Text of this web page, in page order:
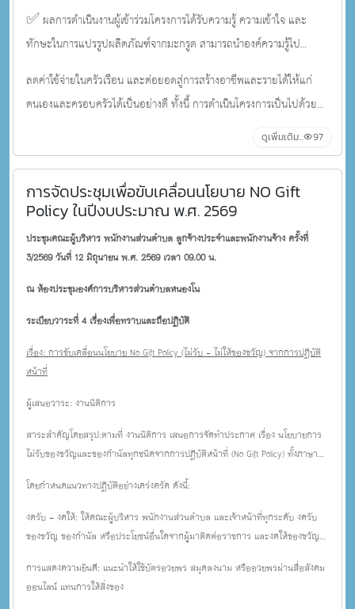
✅ ผลการดำเนินงานผู้เข้าร่วมโครงการได้รับความรู้ ความเข้าใจ และ
ทักษะในการแปรรูปผลิตภัณฑ์จากมะกรูด สามารถนำองค์ความรู้ไป
ประยุกต์ใช้ในชีวิตประจำวัน
ลดค่าใช้จ่ายในครัวเรือน และต่อยอดสู่การสร้างอาชีพและรายได้ให้แก่
ตนเองและครอบครัวได้เป็นอย่างดี ทั้งนี้ การดำเนินโครงการเป็นไปด้วย
ความเรียบร้อยและบรรลุตามวัตถุประสงค์ที่กำหนดไว้ทุกประการ
ดูเพิ่มเติม... 97
การจัดประชุมเพื่อขับเคลื่อนนโยบาย NO Gift
Policy ในปีงบประมาณ พ.ศ. 2569
ประชุมคณะผู้บริหาร พนักงานส่วนตำบล ลูกจ้างประจำและพนักงานจ้าง ครั้งที่
3/2569 วันที่ 12 มิถุนายน พ.ศ. 2569 เวลา 09.00 น.
ณ ห้องประชุมองค์การบริหารส่วนตำบลหนองโน
ระเบียบวาระที่ 4 เรื่องเพื่อทราบและถือปฏิบัติ
เรื่อง: การขับเคลื่อนนโยบาย No Gift Policy (ไม่รับ - ไม่ให้ของขวัญ) จากการปฏิบัติ
หน้าที่
ผู้เสนอวาระ: งานนิติการ
สาระสำคัญโดยสรุป:ตามที่ งานนิติการ เสนอการจัดทำประกาศ เรื่อง นโยบายการ
ไม่รับของขวัญและของกำนัลทุกชนิดจากการปฏิบัติหน้าที่ (No Gift Policy) ทั้งภาษา
ไทยและอังกฤษ และนายก ลงนามในประกาศใช้แล้ว เมื่อ ลงวันที่ 17 มีนาคม 2569
พลเรือตรี มนตรี โสภา นายก อบต.หนองโน ได้แจ้งให้ที่ประชุมทราบและถือปฏิบัติ
ร่วมกันเกี่ยวกับ การขับเคลื่อนนโยบาย No Gift Policy จากการปฏิบัติหน้าที่ เพื่อมุ่ง
เน้นการสร้างวัฒนธรรมองค์กรที่ซื่อสัตย์สุจริต โปร่งใส และป้องกันการทุจริต
โดยกำหนดแนวทางปฏิบัติอย่างเคร่งครัด ดังนี้:
งดรับ - งดให้: ให้คณะผู้บริหาร พนักงานส่วนตำบล และเจ้าหน้าที่ทุกระดับ งดรับ
ของขวัญ ของกำนัล หรือประโยชน์อื่นใดจากผู้มาติดต่อราชการ และงดให้ของขวัญ
การแสดงความยินดี: แนะนำให้ใช้บัตรอวยพร สมุดลงนาม หรืออวยพรผ่านสื่อสังคม
ออนไลน์ แทนการให้สิ่งของ